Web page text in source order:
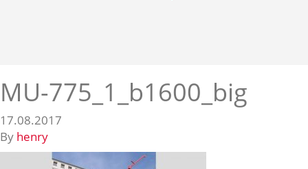
MU-775_1_b1600_big
17.08.2017
By henry